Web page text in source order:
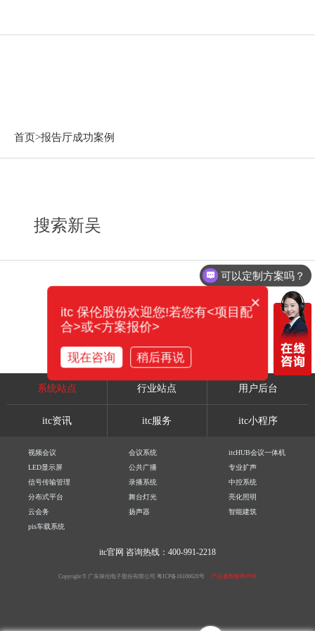
首页>报告厅成功案例
搜索新吴
系统站点 行业站点 用户后台
itc资讯 itc服务 itc小程序
视频会议 会议系统
itcHUB会议一体机
LED显示屏
公共广播
专业扩声
信号传输管理
录播系统
中控系统
分布式平台
舞台灯光
亮化照明
云会务
扬声器
智能建筑
pis车载系统
itc官网 咨询热线：400-991-2218
Copyright © 广东保伦电子股份有限公司 粤ICP备16106620号 产品参数解释声明
可以定制方案吗？
×
itc 保伦股份欢迎您!若您有<项目配
合>或<方案报价>
现在咨询 稍后再说